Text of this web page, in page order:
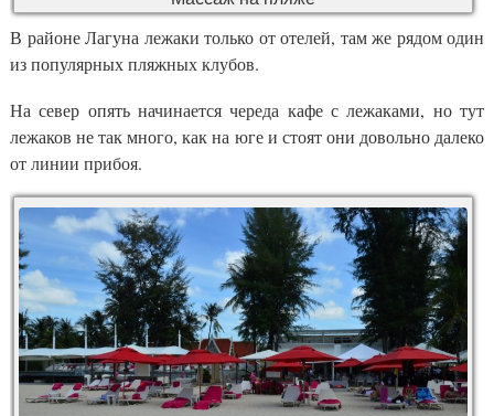
В районе Лагуна лежаки только от отелей, там же рядом один
из популярных пляжных клубов.
На север опять начинается череда кафе с лежаками, но тут
лежаков не так много, как на юге и стоят они довольно далеко
от линии прибоя.